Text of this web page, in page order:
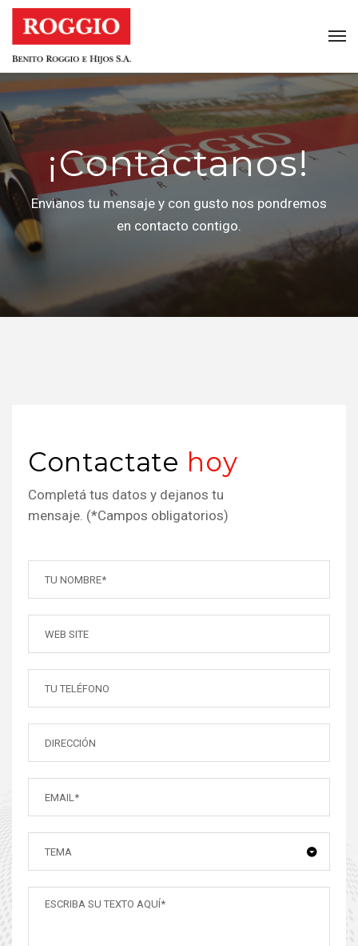
¡Contáctanos!
Envianos tu mensaje y con gusto nos pondremos
en contacto contigo.
Contactate hoy
Completá tus datos y dejanos tu
mensaje. (*Campos obligatorios)
TEMA